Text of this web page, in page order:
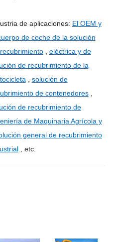
de aplicaciones: El OEM y
de coche de la solución
, eléctrica y de
de recubrimiento de la
solución de
de contenedores,
de recubrimiento de
de Maquinaria Agrícola y
general de recubrimiento
, etc.